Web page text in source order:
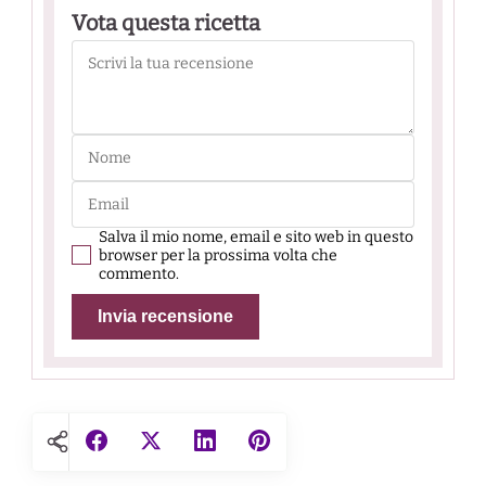
Vota questa ricetta
Salva il mio nome, email e sito web in questo
browser per la prossima volta che
commento.